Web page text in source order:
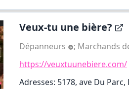
Veux-tu une bière?
Dépanneurs ; Marchands
https://veuxtuunebiere.com/
Adresses: 5178, ave Du